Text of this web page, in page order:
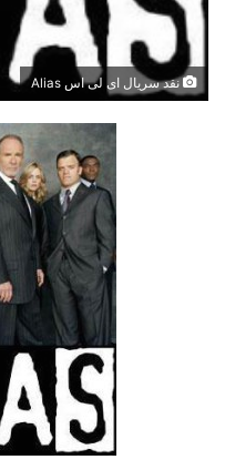
نقد سریال ای لی اس Alias